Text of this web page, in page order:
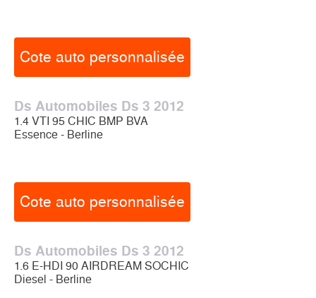
Cote auto personnalisée
Ds Automobiles Ds 3 2012
1.4 VTI 95 CHIC BMP BVA
Essence - Berline
Cote auto personnalisée
Ds Automobiles Ds 3 2012
1.6 E-HDI 90 AIRDREAM SOCHIC
Diesel - Berline